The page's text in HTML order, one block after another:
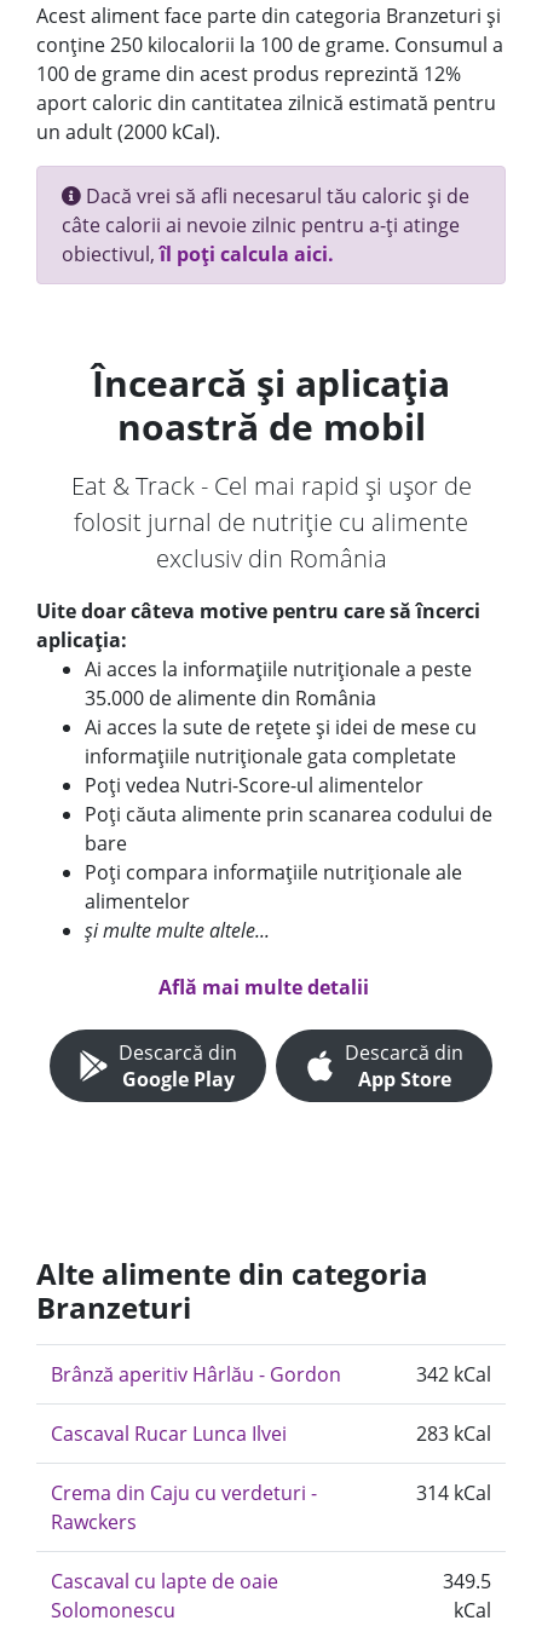
Acest aliment face parte din categoria Branzeturi și
conține 250 kilocalorii la 100 de grame. Consumul a
100 de grame din acest produs reprezintă 12%
aport caloric din cantitatea zilnică estimată pentru
un adult (2000 kCal).
Dacă vrei să afli necesarul tău caloric și de
câte calorii ai nevoie zilnic pentru a-ți atinge
obiectivul,îl poți calcula aici.
Încearcă și aplicația
noastră de mobil
Eat & Track - Cel mai rapid și ușor de
folosit jurnal de nutriție cu alimente
exclusiv din România
Uite doar câteva motive pentru care să încerci
aplicația:
Ai acces la informațiile nutriționale a peste
35.000 de alimente din România
Ai acces la sute de rețete și idei de mese cu
informațiile nutriționale gata completate
Poți vedea Nutri-Score-ul alimentelor
Poți căuta alimente prin scanarea codului de
bare
Poți compara informațiile nutriționale ale
alimentelor
și multe multe altele...
Află mai multe detalii
Descarcă din
Google Play
Descarcă din
App Store
Alte alimente din categoria
Branzeturi
Brânză aperitiv Hârlău - Gordon 342 kCal
Cascaval Rucar Lunca Ilvei 283 kCal
Crema din Caju cu verdeturi -
Rawckers
314 kCal
Cascaval cu lapte de oaie
Solomonescu
349.5
kCal